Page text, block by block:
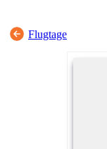
Flugtage